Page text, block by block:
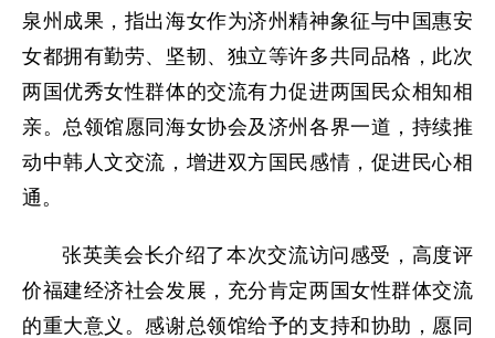
泉州成果，指出海女作为济州精神象征与中国惠安
女都拥有勤劳、坚韧、独立等许多共同品格，此次
两国优秀女性群体的交流有力促进两国民众相知相
亲。总领馆愿同海女协会及济州各界一道，持续推
动中韩人文交流，增进双方国民感情，促进民心相
通。
张英美会长介绍了本次交流访问感受，高度评
价福建经济社会发展，充分肯定两国女性群体交流
的重大意义。感谢总领馆给予的支持和协助，愿同